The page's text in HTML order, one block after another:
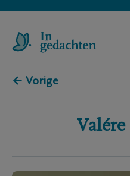
← Vorige
Valére